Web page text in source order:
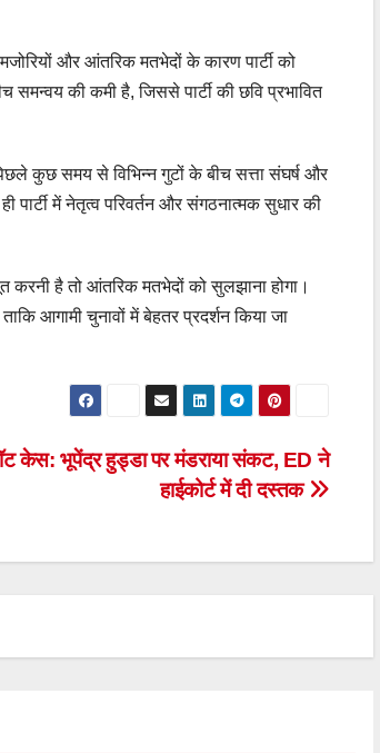
और आंतरिक मतभेदों के कारण पार्टी को
की कमी है, जिससे पार्टी की छवि प्रभावित
कुछ समय से विभिन्न गुटों के बीच सत्ता संघर्ष और
पार्टी में नेतृत्व परिवर्तन और संगठनात्मक सुधार की
करनी है तो आंतरिक मतभेदों को सुलझाना होगा।
आगामी चुनावों में बेहतर प्रदर्शन किया जा
केस: भूपेंद्र हुड्डा पर मंडराया संकट, ED ने
हाईकोर्ट में दी दस्तक